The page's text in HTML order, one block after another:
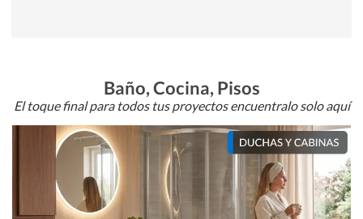
Baño, Cocina, Pisos
El toque final para todos tus proyectos encuentralo solo aquí